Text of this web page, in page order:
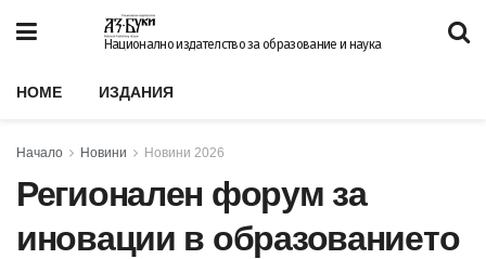
Национално издателство за образование и наука
HOME ИЗДАНИЯ
Начало Новини Новини 2026
Регионален форум за
иновации в образованието